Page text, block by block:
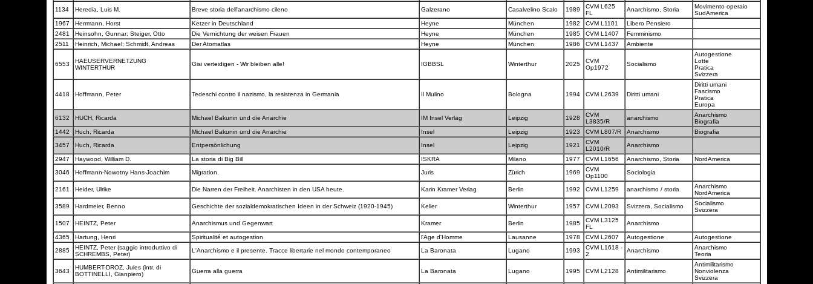
1134
Heredia, Luis M. Breve storia dell'anarchismo cileno Galzerano Casalvelino Scalo 1989
CVM L625
FL
Anarchismo, Storia
Movimento operaio
SudAmerica
1967
Herrmann, Horst Ketzer in Deutschland Heyne München 1982 CVM L1101
Libero Pensiero
2481
Heinsohn, Gunnar; Steiger, Otto Die Vernichtung der weisen Frauen Heyne München 1985 CVM L1407
Femminismo
2511
Heinrich, Michael; Schmidt, Andreas Der Atomatlas Heyne München 1986 CVM L1437 Ambiente
6553
HAEUSERVERNETZUNG
WINTERTHUR
Gisi verteidigen - Wir bleiben alle! IGBBSL Winterthur 2025
CVM
Op1972
Socialismo
Autogestione
Lotte
Pratica
Svizzera
4418 Hoffmann, Peter Tedeschi contro il nazismo, la resistenza in Germania Il Mulino Bologna 1994 CVM L2639 Diritti umani
Diritti umani
Fascismo
Pratica
Europa
6132
HUCH, Ricarda Michael Bakunin und die Anarchie IM Insel Verlag Leipzig 1928
CVM
L3835/R
anarchismo
Anarchismo
Biografia
1442
Huch, Ricarda Michael Bakunin und die Anarchie Insel Leipzig 1923 CVM L807/R Anarchismo
Biografia
3457
Huch, Ricarda Entpersönlichung Insel Leipzig 1921
CVM
L2010/R
Anarchismo
2947 Haywood, William D. La storia di Big Bill ISKRA Milano 1977 CVM L1656 Anarchismo, Storia
NordAmerica
3046
Hoffmann-Nowotny Hans-Joachim Migration. Juris Zürich 1969
CVM
Op1100
Sociologia
2161 Heider, Ulrike Die Narren der Freiheit. Anarchisten in den USA heute. Karin Kramer Verlag Berlin 1992 CVM L1259 anarchismo / storia
Anarchismo
NordAmerica
3589
Hardmeier, Benno Geschichte der sozialdemokratischen Ideen in der Schweiz (1920-1945) Keller Winterthur 1957 CVM L2093 Svizzera, Socialismo
Socialismo
Svizzera
1507
HEINTZ, Peter Anarchismus und Gegenwart Kramer Berlin 1985
CVM L3125
FL
Anarchismo
4365 Hartung, Henri Spiritualité et autogestion l'Age d'Homme Lausanne 1978 CVM L2607 Autogestione
Autogestione
2885
HEINTZ, Peter (saggio introduttivo di
SCHREMBS, Peter)
L'Anarchismo e il presente. Tracce libertarie nel mondo contemporaneo La Baronata Lugano 1993
CVM L1618 -
2
Anarchismo
Anarchismo
Teoria
3643
HUMBERT-DROZ, Jules (intr. di
BOTTINELLI, Gianpiero)
Guerra alla guerra La Baronata Lugano 1995 CVM L2128 Antimilitarismo
Antimilitarismo
Nonviolenza
Svizzera